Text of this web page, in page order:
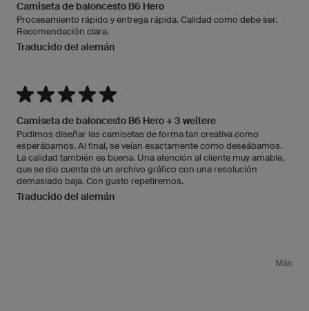
Camiseta de baloncesto B6 Hero
Procesamiento rápido y entrega rápida. Calidad como debe ser.
Recomendación clara.
Traducido del alemán
Camiseta de baloncesto B6 Hero + 3 weitere
Pudimos diseñar las camisetas de forma tan creativa como
esperábamos. Al final, se veían exactamente como deseábamos.
La calidad también es buena. Una atención al cliente muy amable,
que se dio cuenta de un archivo gráfico con una resolución
demasiado baja. Con gusto repetiremos.
Traducido del alemán
Más